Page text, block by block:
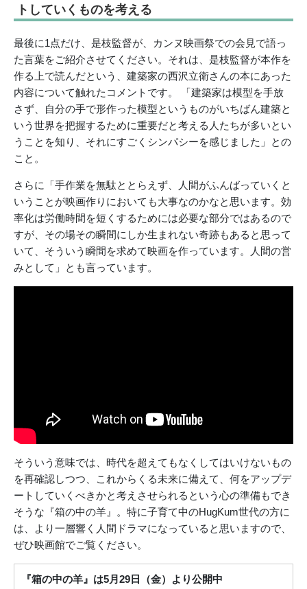
トしていくものを考える
最後に1点だけ、是枝監督が、カンヌ映画祭での会見で語っ
た言葉をご紹介させてください。それは、是枝監督が本作を
作る上で読んだという、建築家の西沢立衛さんの本にあった
内容について触れたコメントです。 「建築家は模型を手放
さず、自分の手で形作った模型というものがいちばん建築と
いう世界を把握するために重要だと考える人たちが多いとい
うことを知り、それにすごくシンパシーを感じました」との
こと。
さらに「手作業を無駄ととらえず、人間がふんばっていくと
いうことが映画作りにおいても大事なのかなと思います。効
率化は労働時間を短くするためには必要な部分ではあるので
すが、その場その瞬間にしか生まれない奇跡もあると思って
いて、そういう瞬間を求めて映画を作っています。人間の営
みとして」とも言っています。
そういう意味では、時代を超えてもなくしてはいけないもの
を再確認しつつ、これからくる未来に備えて、何をアップデ
ートしていくべきかと考えさせられるという心の準備もでき
そうな『箱の中の羊』。特に子育て中のHugKum世代の方に
は、より一層響く人間ドラマになっていると思いますので、
ぜひ映画館でご覧ください。
『箱の中の羊』は5月29日（金）より公開中